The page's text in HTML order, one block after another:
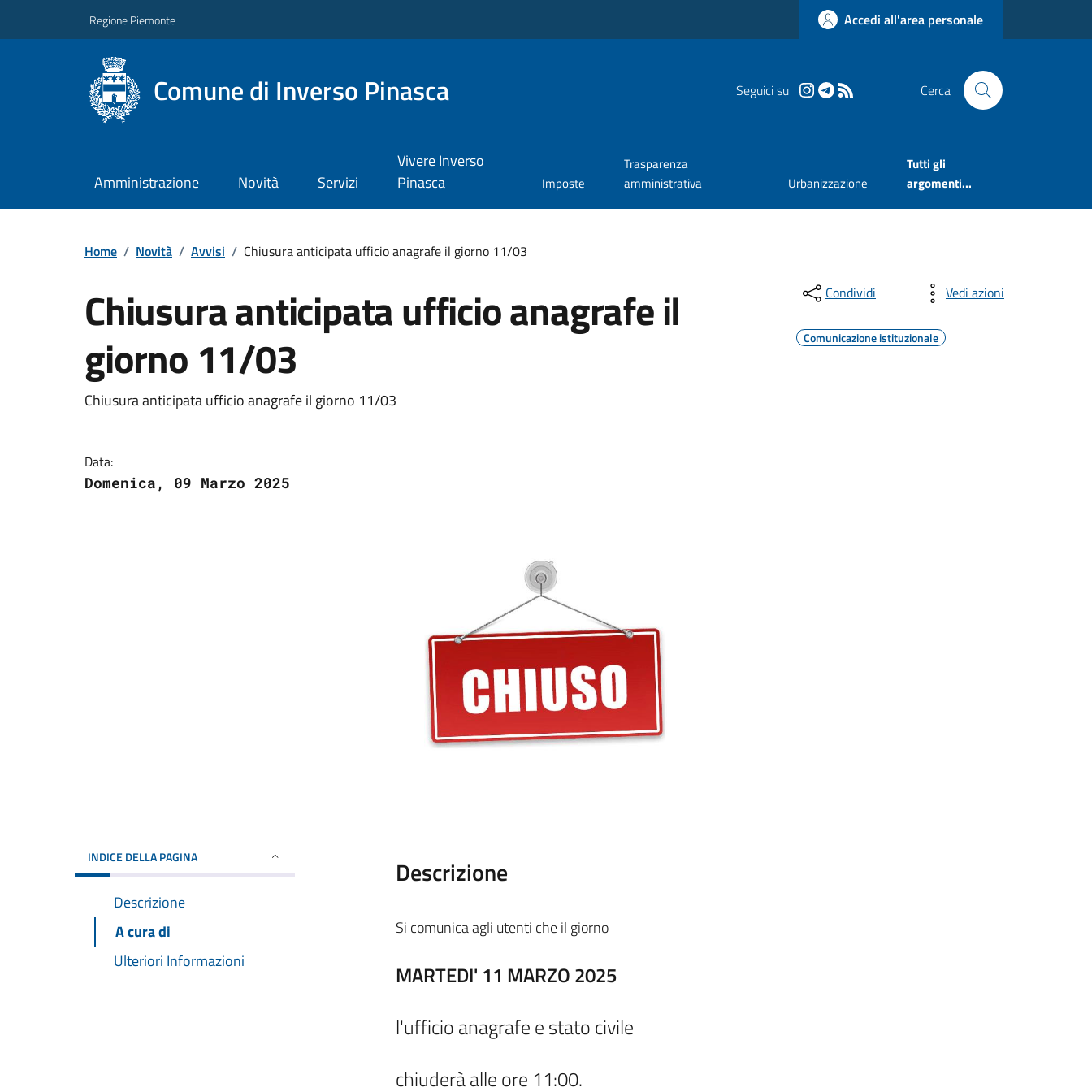
Regione Piemonte Accedi all'area personale
Comune di Inverso Pinasca Seguici su Cerca
Amministrazione Novità Servizi
Vivere Inverso
Pinasca
Imposte
Trasparenza
amministrativa
Urbanizzazione
Tutti gli
argomenti...
Home / Novità / Avvisi / Chiusura anticipata ufficio anagrafe il giorno 11/03
Chiusura anticipata ufficio anagrafe il
giorno 11/03
Chiusura anticipata ufficio anagrafe il giorno 11/03
Data:
Domenica, 09 Marzo 2025
Condividi Vedi azioni
Comunicazione istituzionale
INDICE DELLA PAGINA
Descrizione
A cura di
Ulteriori Informazioni
Descrizione
Si comunica agli utenti che il giorno
MARTEDI' 11 MARZO 2025
l'ufficio anagrafe e stato civile
chiuderà alle ore 11:00.